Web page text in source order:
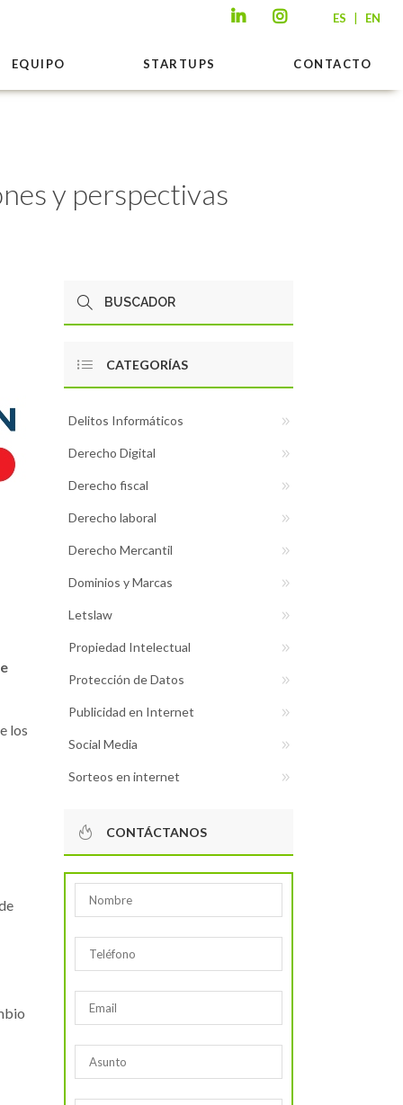
ES | EN
EQUIPO STARTUPS CONTACTO
y perspectivas
los
CATEGORÍAS
Delitos Informáticos
Derecho Digital
Derecho fiscal
Derecho laboral
Derecho Mercantil
Dominios y Marcas
Letslaw
Propiedad Intelectual
Protección de Datos
Publicidad en Internet
Social Media
Sorteos en internet
CONTÁCTANOS